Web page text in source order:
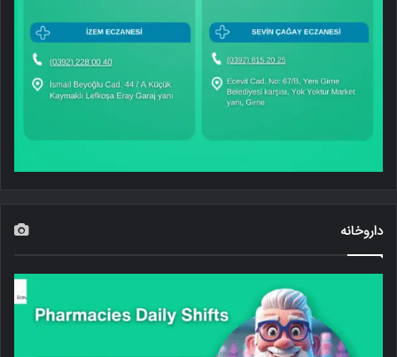
داروخانه